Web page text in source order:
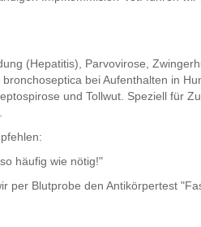
(Hepatitis), Parvovirose,
bei Aufenthalten in
und Tollwut. Speziell für
häufig wie nötig!"
per Blutprobe den Antikörpertest